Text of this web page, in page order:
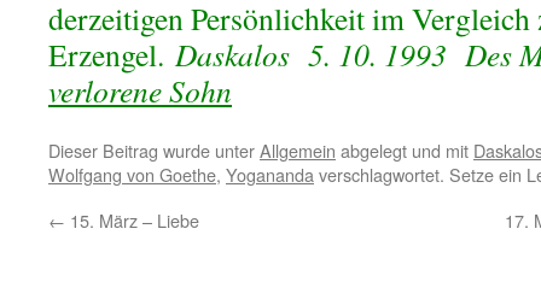
derzeitigen Persönlichkeit im Vergleich
Erzengel.Daskalos 5. 10. 1993 Des
verlorene Sohn
Dieser Beitrag wurde unterAllgemein abgelegt und mit
Wolfgang von Goethe, Yogananda verschlagwortet. Setze ein
← 15. März – Liebe 17.